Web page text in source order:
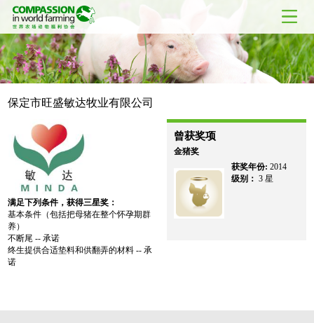
保定市旺盛敏达牧业有限公司
曾获奖项
金猪奖
获奖年份: 2014
级别： 3 星
满足下列条件，获得三星奖：
基本条件（包括把母猪在整个怀孕期群
养）
不断尾 -- 承诺
终生提供合适垫料和供翻弄的材料 -- 承
诺